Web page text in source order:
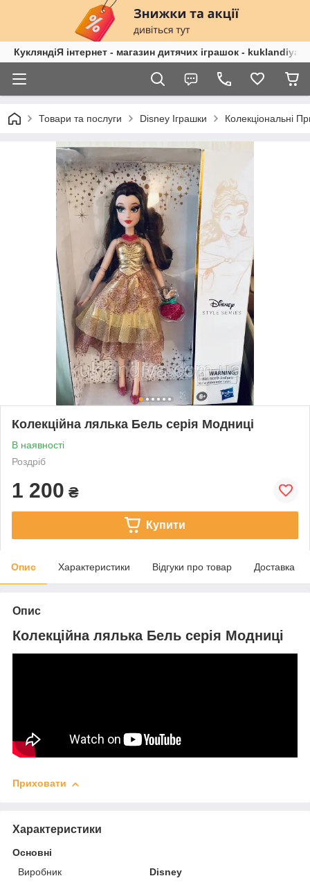
КукляндіЯ інтернет - магазин дитячих іграшок -
Товари та послуги Disney Іграшки Колекціональні
Колекційна лялька Бель серія Модниці
В наявності
Роздріб
1 200 ₴
Купити
Опис Характеристики Відгуки про товар Доставка
Опис
Колекційна лялька Бель серія Модниці
Приховати
Характеристики
Основні
Виробник
Disney